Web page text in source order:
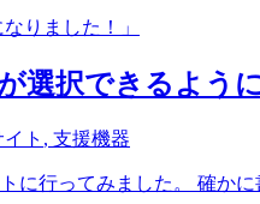
選択できるよう
ト , 支援機器
に行ってみました。 確か